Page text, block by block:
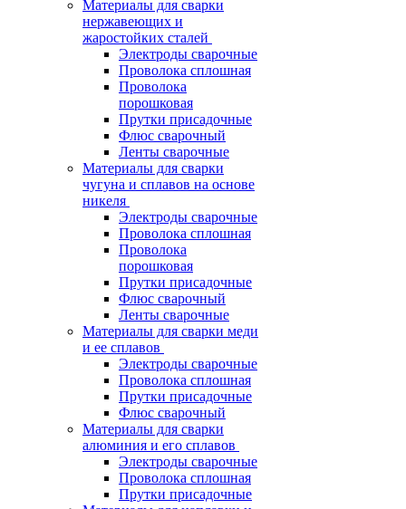
Материалы для сварки
нержавеющих и
жаростойких сталей
Электроды сварочные
Проволока сплошная
Проволока
порошковая
Прутки присадочные
Флюс сварочный
Ленты сварочные
Материалы для сварки
чугуна и сплавов на основе
никеля
Электроды сварочные
Проволока сплошная
Проволока
порошковая
Прутки присадочные
Флюс сварочный
Ленты сварочные
Материалы для сварки меди
и ее сплавов
Электроды сварочные
Проволока сплошная
Прутки присадочные
Флюс сварочный
Материалы для сварки
алюминия и его сплавов
Электроды сварочные
Проволока сплошная
Прутки присадочные